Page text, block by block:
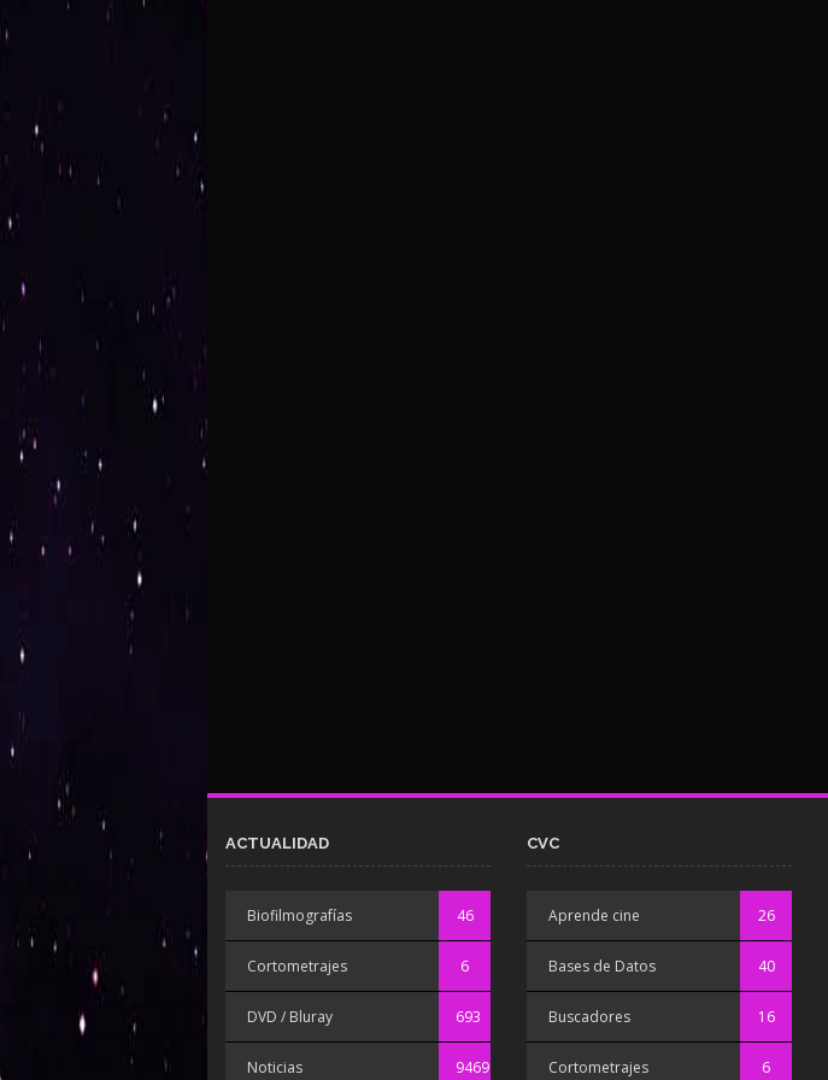
ACTUALIDAD
Biofilmografías 46
Cortometrajes 6
DVD / Bluray 693
Noticias 9469
CVC
Aprende cine 26
Bases de Datos 40
Buscadores 16
Cortometrajes 6